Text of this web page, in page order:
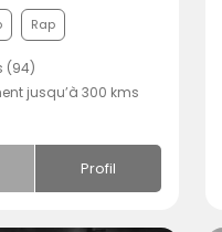
Rap
(94)
jusqu’à 300 kms
Profil